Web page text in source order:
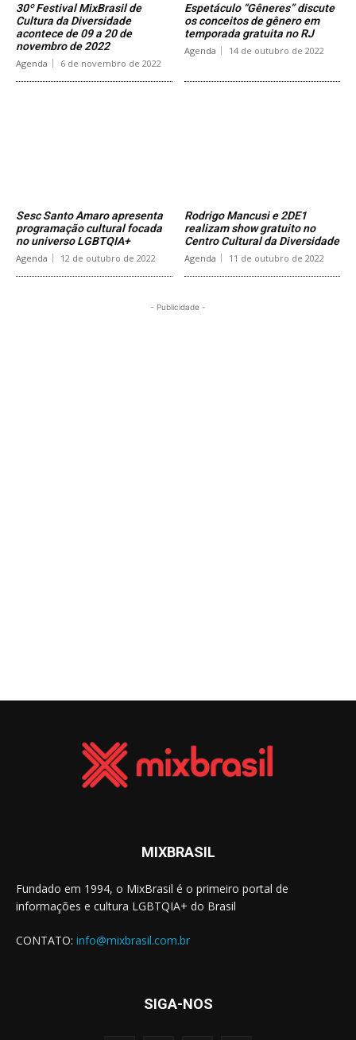
30º Festival MixBrasil de
Cultura da Diversidade
acontece de 09 a 20 de
novembro de 2022
Agenda 6 de novembro de 2022
Espetáculo “Gêneres” discute
os conceitos de gênero em
temporada gratuita no RJ
Agenda 14 de outubro de 2022
Sesc Santo Amaro apresenta
programação cultural focada
no universo LGBTQIA+
Agenda 12 de outubro de 2022
Rodrigo Mancusi e 2DE1
realizam show gratuito no
Centro Cultural da Diversidade
Agenda 11 de outubro de 2022
- Publicidade -
MIXBRASIL
Fundado em 1994, o MixBrasil é o primeiro portal de
informações e cultura LGBTQIA+ do Brasil
CONTATO: info@mixbrasil.com.br
SIGA-NOS